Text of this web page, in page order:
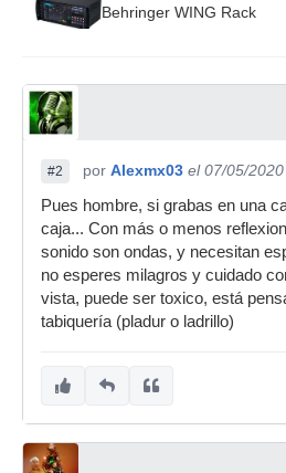
Behringer WING Rack
#2 por Alexmx03 el 07/05/2020
Pues hombre, si grabas en una
caja... Con más o menos
sonido son ondas, y necesitan
no esperes milagros y cuidado
vista, puede ser toxico, está
tabiquería (pladur o ladrillo)